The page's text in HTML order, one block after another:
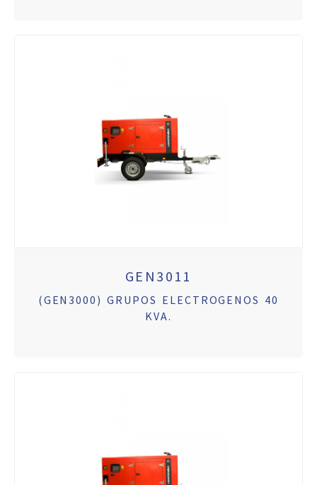
GEN3011
(GEN3000) GRUPOS ELECTROGENOS 40
KVA.